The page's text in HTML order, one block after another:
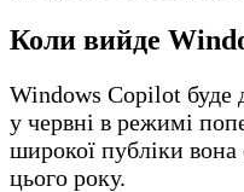
Коли вийде
Windows Copilot буде
у червні в режимі
широкої публіки
цього року.